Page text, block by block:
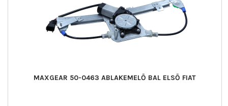
MAXGEAR 50-0463 ABLAKEMELŐ BAL ELSŐ FIAT